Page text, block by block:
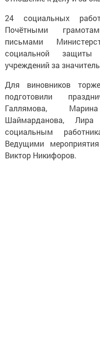
24 социальных
Почётными
письмами
социальной
учреждений за
Для виновников
подготовили
Галлямова,
Шаймарданова,
социальным
Ведущими
Виктор Никифоров.